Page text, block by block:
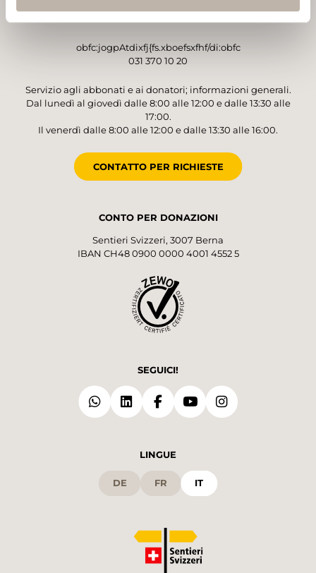
obfc:jogpAtdixfj{fs.xboefsxfhf/di:obfc
031 370 10 20
Servizio agli abbonati e ai donatori; informazioni generali.
Dal lunedì al giovedì dalle 8:00 alle 12:00 e dalle 13:30 alle
17:00.
Il venerdì dalle 8:00 alle 12:00 e dalle 13:30 alle 16:00.
CONTATTO PER RICHIESTE
CONTO PER DONAZIONI
Sentieri Svizzeri, 3007 Berna
IBAN CH48 0900 0000 4001 4552 5
SEGUICI!
LINGUE
DE FR IT